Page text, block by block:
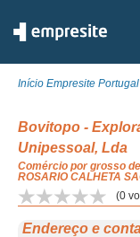
Início Empresite Portugal
Bovitopo -
Unipessoal, Lda
Comércio por grosso
ROSARIO CALHETA
(0
Endereço e